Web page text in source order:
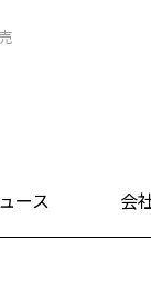
ース 会